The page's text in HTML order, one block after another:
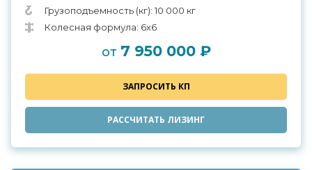
Грузоподъемность (кг): 10 000 кг
Колесная формула: 6х6
от 7 950 000 ₽
ЗАПРОСИТЬ КП
РАССЧИТАТЬ ЛИЗИНГ